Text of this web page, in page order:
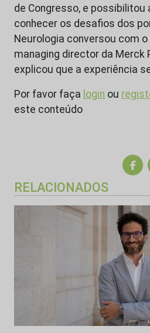
de Congresso, e
conhecer os desafios dos
Neurologia conversou com o
managing director da Merck
explicou que a experiência
Por favor faça login ou
este conteúdo
RELACIONADOS